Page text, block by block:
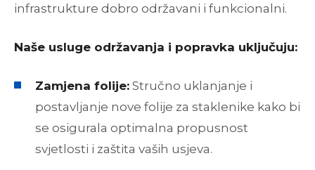
infrastrukture dobro održavani i funkcionalni.
Naše usluge održavanja i popravka uključuju:
Zamjena folije: Stručno uklanjanje i
postavljanje nove folije za staklenike kako bi
se osigurala optimalna propusnost
svjetlosti i zaštita vaših usjeva.